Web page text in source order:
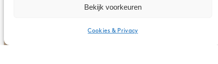
Bekijk voorkeuren
Cookies & Privacy
Nederlands